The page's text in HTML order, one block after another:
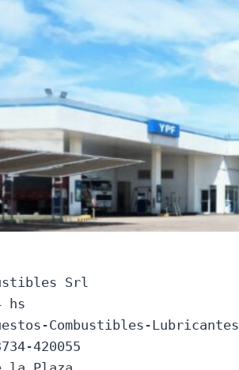
Srl
hs
Combustibles-
420055